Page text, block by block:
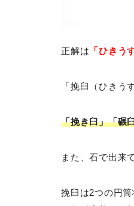
正解は 「ひきう
「挽臼（ひきう
「挽き臼」「碾
また、石で出来
挽臼は2つの円